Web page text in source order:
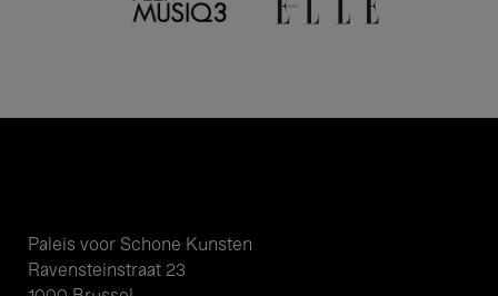
Paleis voor Schone Kunsten
Ravensteinstraat 23